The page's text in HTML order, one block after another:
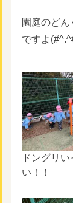
園庭のど
ですよ
ドングリい
い！！